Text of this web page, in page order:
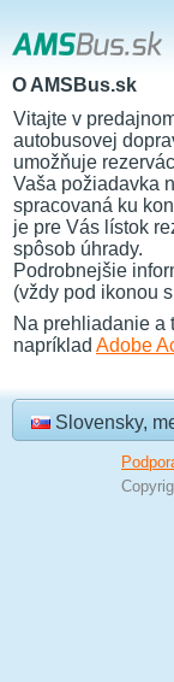
O AMSBus.sk
Vitajte v
autobusovej
umožňuje
Vaša požiadavka
spracovaná ku
je pre Vás lístok
spôsob úhrady.
Podrobnejšie
(vždy pod ikonou
Na prehliadanie a
napríklad Adobe
Slovensky,